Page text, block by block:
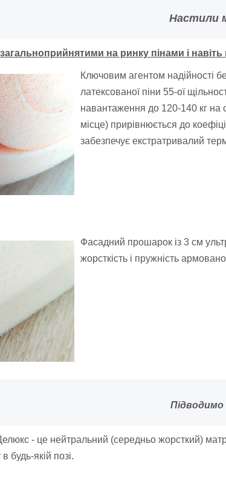
Настили
на ринку пінами і
Ключовим агентом надійності
латексованої піни 55-ої
навантаження до 120-140 кг на
місце) прирівнюється до
забезпечує екстратривалий
Фасадний прошарок із 3 см
жорсткість і пружність
Підводимо
- це нейтральний (середньо жорсткий)
будь-якій позі.